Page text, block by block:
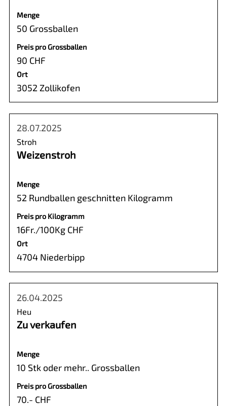
Menge
50 Grossballen
Preis pro Grossballen
90 CHF
Ort
3052 Zollikofen
28.07.2025
Stroh
Weizenstroh
Menge
52 Rundballen geschnitten Kilogramm
Preis pro Kilogramm
16Fr./100Kg CHF
Ort
4704 Niederbipp
26.04.2025
Heu
Zu verkaufen
Menge
10 Stk oder mehr.. Grossballen
Preis pro Grossballen
70.- CHF